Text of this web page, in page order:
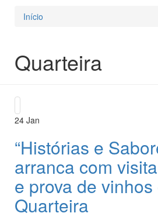
Está aqui
Início
Quarteira
24 Jan
“Histórias e
arranca com
e prova de vinhos
Quarteira